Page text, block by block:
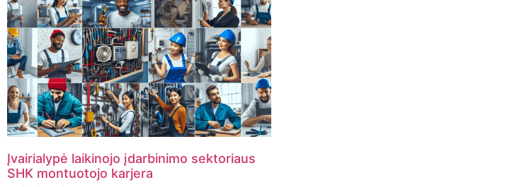
Įvairialypė laikinojo įdarbinimo sektoriaus
SHK montuotojo karjera